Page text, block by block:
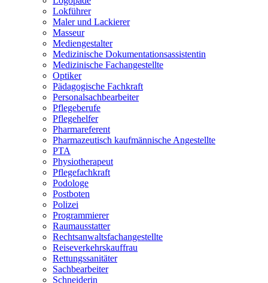
Lokführer
Maler und Lackierer
Masseur
Mediengestalter
Medizinische Dokumentationsassistentin
Medizinische Fachangestellte
Optiker
Pädagogische Fachkraft
Personalsachbearbeiter
Pflegeberufe
Pflegehelfer
Pharmareferent
Pharmazeutisch kaufmännische Angestellte
PTA
Physiotherapeut
Pflegefachkraft
Podologe
Postboten
Polizei
Programmierer
Raumausstatter
Rechtsanwaltsfachangestellte
Reiseverkehrskauffrau
Rettungssanitäter
Sachbearbeiter
Schneiderin